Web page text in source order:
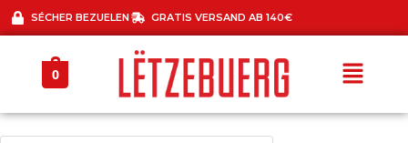
SÉCHER BEZUELEN GRATIS VERSAND AB 140€
0